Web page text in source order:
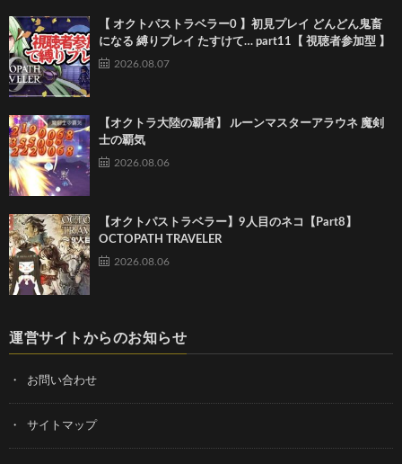
【 オクトパストラベラー0 】初見プレイ どんどん鬼畜
になる 縛りプレイ たすけて… part11【 視聴者参加型 】
2026.08.07
【オクトラ大陸の覇者】 ルーンマスターアラウネ 魔剣
士の覇気
2026.08.06
【オクトパストラベラー】9人目のネコ【Part8】
OCTOPATH TRAVELER
2026.08.06
運営サイトからのお知らせ
お問い合わせ
サイトマップ